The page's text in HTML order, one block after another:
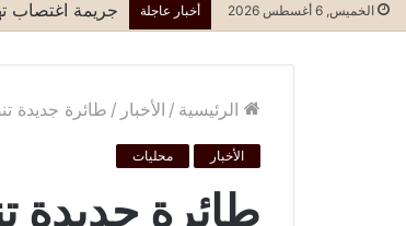
الخميس, 6 أغسطس 2026 أخبار عاجلة جريمة اغتصاب
الرئيسية / الأخبار / طائرة جديدة
الأخبار محليات
طائرة جديدة